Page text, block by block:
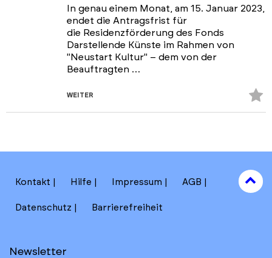
In genau einem Monat, am 15. Januar 2023,
endet die Antragsfrist für
die Residenzförderung des Fonds
Darstellende Künste im Rahmen von
"Neustart Kultur" – dem von der
Beauftragten …
WEITER
Kontakt Hilfe Impressum AGB
Datenschutz Barrierefreiheit
Newsletter
to
top